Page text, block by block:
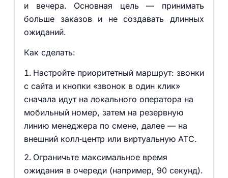
и вечера. Основная цель — принимать
больше заказов и не создавать длинных
ожиданий.
Как сделать:
Настройте приоритетный маршрут: звонки
с сайта и кнопки «звонок в один клик»
сначала идут на локального оператора на
мобильный номер, затем на резервную
линию менеджера по смене, далее — на
внешний колл‑центр или виртуальную АТС.
Ограничьте максимальное время
ожидания в очереди (например, 90 секунд).